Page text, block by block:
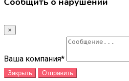
×
Ваша компания*
Закрыть Отправить